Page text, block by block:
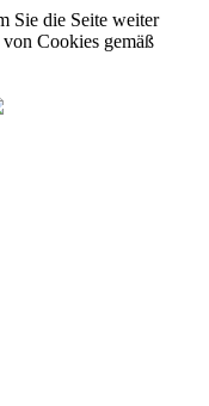
Sie die Seite weiter
Cookies gemäß